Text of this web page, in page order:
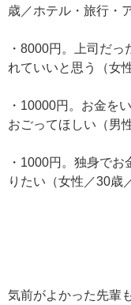
歳／ホテル・旅行・
・8000円。上司だ
れていいと思う（女
・10000円。お金を
おごってほしい（男
・1000円。独身で
りたい（女性／30歳
気前がよかった先輩